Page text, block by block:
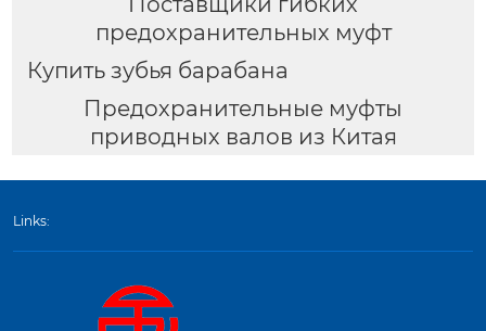
предохранительных муфт
Купить зубья барабана
Предохранительные муфты
приводных валов из Китая
Links: